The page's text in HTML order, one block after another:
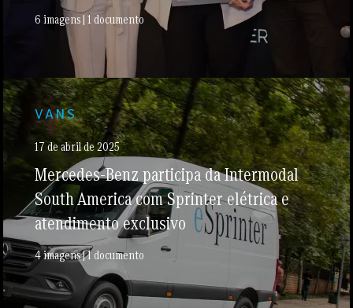
6 imagens | 1 documento
VANS
17 de abril de 2025
Mercedes-Benz participa da Intermodal
South America com Sprinter elétrica e
atendimento exclusivo
4 imagens | 1 documento